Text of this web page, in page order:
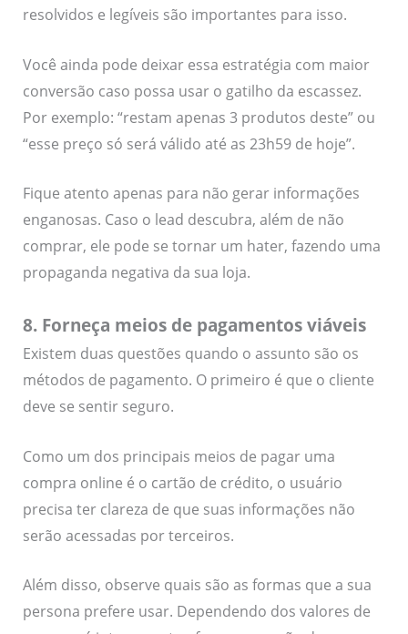
resolvidos e legíveis são importantes para isso.
Você ainda pode deixar essa estratégia com maior
conversão caso possa usar o gatilho da escassez.
Por exemplo: “restam apenas 3 produtos deste” ou
“esse preço só será válido até as 23h59 de hoje”.
Fique atento apenas para não gerar informações
enganosas. Caso o lead descubra, além de não
comprar, ele pode se tornar um hater, fazendo uma
propaganda negativa da sua loja.
8. Forneça meios de pagamentos viáveis
Existem duas questões quando o assunto são os
métodos de pagamento. O primeiro é que o cliente
deve se sentir seguro.
Como um dos principais meios de pagar uma
compra online é o cartão de crédito, o usuário
precisa ter clareza de que suas informações não
serão acessadas por terceiros.
Além disso, observe quais são as formas que a sua
persona prefere usar. Dependendo dos valores de